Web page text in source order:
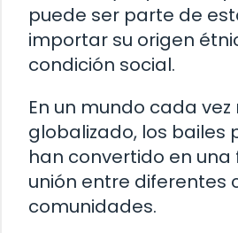
puede ser parte de
importar su origen
condición social.
En un mundo cada vez
globalizado, los bailes
han convertido en
unión entre diferentes
comunidades.